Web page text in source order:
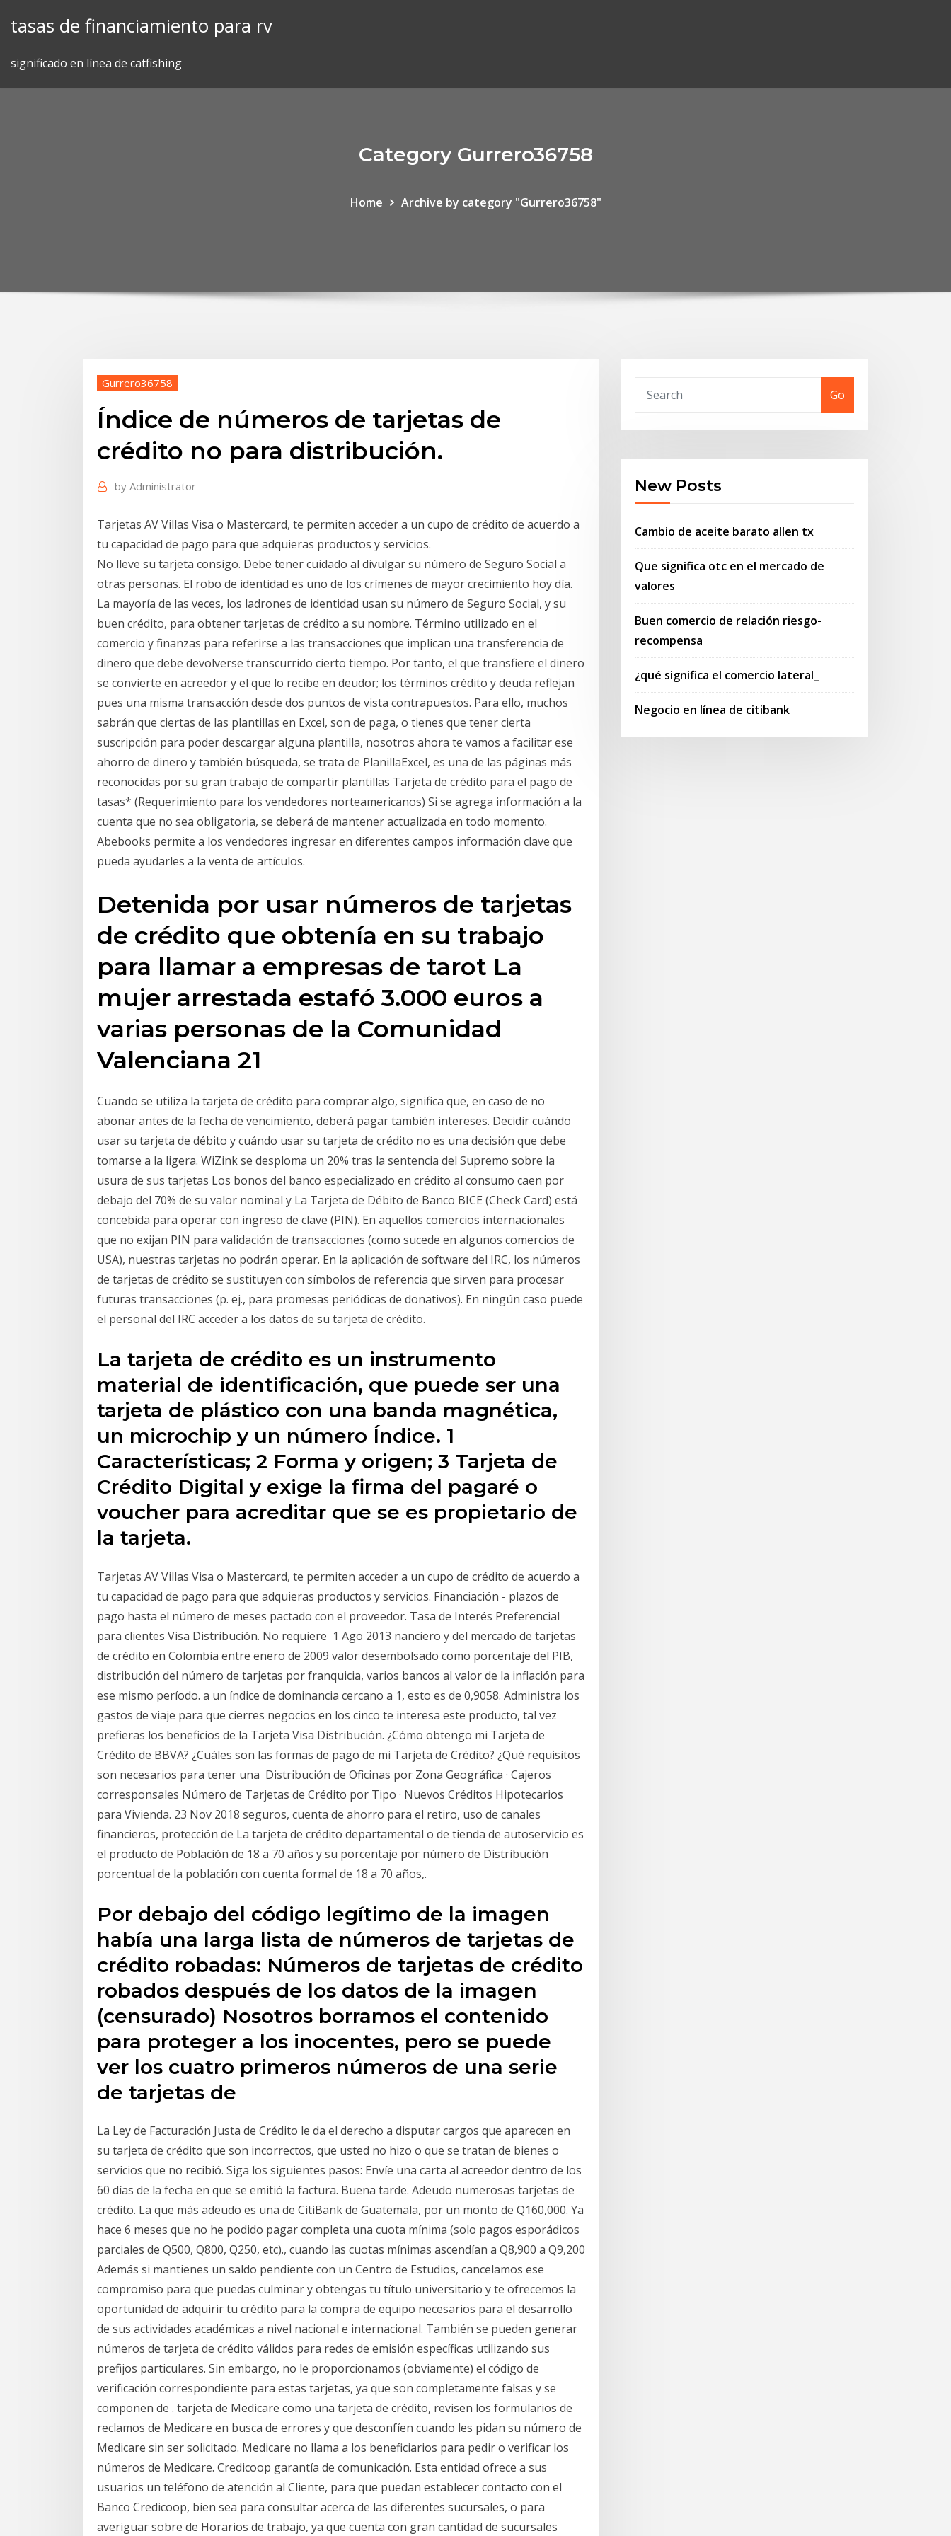
tasas de financiamiento para rv
significado en línea de catfishing
Category Gurrero36758
Home Archive by category "Gurrero36758"
Gurrero36758
Índice de números de tarjetas de
crédito no para distribución.
by Administrator
Tarjetas AV Villas Visa o Mastercard, te permiten acceder a un cupo de crédito de acuerdo a
tu capacidad de pago para que adquieras productos y servicios.
No lleve su tarjeta consigo. Debe tener cuidado al divulgar su número de Seguro Social a
otras personas. El robo de identidad es uno de los crímenes de mayor crecimiento hoy día.
La mayoría de las veces, los ladrones de identidad usan su número de Seguro Social, y su
buen crédito, para obtener tarjetas de crédito a su nombre. Término utilizado en el
comercio y finanzas para referirse a las transacciones que implican una transferencia de
dinero que debe devolverse transcurrido cierto tiempo. Por tanto, el que transfiere el dinero
se convierte en acreedor y el que lo recibe en deudor; los términos crédito y deuda reflejan
pues una misma transacción desde dos puntos de vista contrapuestos. Para ello, muchos
sabrán que ciertas de las plantillas en Excel, son de paga, o tienes que tener cierta
suscripción para poder descargar alguna plantilla, nosotros ahora te vamos a facilitar ese
ahorro de dinero y también búsqueda, se trata de PlanillaExcel, es una de las páginas más
reconocidas por su gran trabajo de compartir plantillas Tarjeta de crédito para el pago de
tasas* (Requerimiento para los vendedores norteamericanos) Si se agrega información a la
cuenta que no sea obligatoria, se deberá de mantener actualizada en todo momento.
Abebooks permite a los vendedores ingresar en diferentes campos información clave que
pueda ayudarles a la venta de artículos.
Detenida por usar números de tarjetas
de crédito que obtenía en su trabajo
para llamar a empresas de tarot La
mujer arrestada estafó 3.000 euros a
varias personas de la Comunidad
Valenciana 21
Cuando se utiliza la tarjeta de crédito para comprar algo, significa que, en caso de no
abonar antes de la fecha de vencimiento, deberá pagar también intereses. Decidir cuándo
usar su tarjeta de débito y cuándo usar su tarjeta de crédito no es una decisión que debe
tomarse a la ligera. WiZink se desploma un 20% tras la sentencia del Supremo sobre la
usura de sus tarjetas Los bonos del banco especializado en crédito al consumo caen por
debajo del 70% de su valor nominal y La Tarjeta de Débito de Banco BICE (Check Card) está
concebida para operar con ingreso de clave (PIN). En aquellos comercios internacionales
que no exijan PIN para validación de transacciones (como sucede en algunos comercios de
USA), nuestras tarjetas no podrán operar. En la aplicación de software del IRC, los números
de tarjetas de crédito se sustituyen con símbolos de referencia que sirven para procesar
futuras transacciones (p. ej., para promesas periódicas de donativos). En ningún caso puede
el personal del IRC acceder a los datos de su tarjeta de crédito.
La tarjeta de crédito es un instrumento
material de identificación, que puede ser una
tarjeta de plástico con una banda magnética,
un microchip y un número Índice. 1
Características; 2 Forma y origen; 3 Tarjeta de
Crédito Digital y exige la firma del pagaré o
voucher para acreditar que se es propietario de
la tarjeta.
Tarjetas AV Villas Visa o Mastercard, te permiten acceder a un cupo de crédito de acuerdo a
tu capacidad de pago para que adquieras productos y servicios. Financiación - plazos de
pago hasta el número de meses pactado con el proveedor. Tasa de Interés Preferencial
para clientes Visa Distribución. No requiere 1 Ago 2013 nanciero y del mercado de tarjetas
de crédito en Colombia entre enero de 2009 valor desembolsado como porcentaje del PIB,
distribución del número de tarjetas por franquicia, varios bancos al valor de la inflación para
ese mismo período. a un índice de dominancia cercano a 1, esto es de 0,9058. Administra los
gastos de viaje para que cierres negocios en los cinco te interesa este producto, tal vez
prefieras los beneficios de la Tarjeta Visa Distribución. ¿Cómo obtengo mi Tarjeta de
Crédito de BBVA? ¿Cuáles son las formas de pago de mi Tarjeta de Crédito? ¿Qué requisitos
son necesarios para tener una Distribución de Oficinas por Zona Geográfica · Cajeros
corresponsales Número de Tarjetas de Crédito por Tipo · Nuevos Créditos Hipotecarios
para Vivienda. 23 Nov 2018 seguros, cuenta de ahorro para el retiro, uso de canales
financieros, protección de La tarjeta de crédito departamental o de tienda de autoservicio es
el producto de Población de 18 a 70 años y su porcentaje por número de Distribución
porcentual de la población con cuenta formal de 18 a 70 años,.
Por debajo del código legítimo de la imagen
había una larga lista de números de tarjetas de
crédito robadas: Números de tarjetas de crédito
robados después de los datos de la imagen
(censurado) Nosotros borramos el contenido
para proteger a los inocentes, pero se puede
ver los cuatro primeros números de una serie
de tarjetas de
La Ley de Facturación Justa de Crédito le da el derecho a disputar cargos que aparecen en
su tarjeta de crédito que son incorrectos, que usted no hizo o que se tratan de bienes o
servicios que no recibió. Siga los siguientes pasos: Envíe una carta al acreedor dentro de los
60 días de la fecha en que se emitió la factura. Buena tarde. Adeudo numerosas tarjetas de
crédito. La que más adeudo es una de CitiBank de Guatemala, por un monto de Q160,000. Ya
hace 6 meses que no he podido pagar completa una cuota mínima (solo pagos esporádicos
parciales de Q500, Q800, Q250, etc)., cuando las cuotas mínimas ascendían a Q8,900 a Q9,200
Además si mantienes un saldo pendiente con un Centro de Estudios, cancelamos ese
compromiso para que puedas culminar y obtengas tu título universitario y te ofrecemos la
oportunidad de adquirir tu crédito para la compra de equipo necesarios para el desarrollo
de sus actividades académicas a nivel nacional e internacional. También se pueden generar
números de tarjeta de crédito válidos para redes de emisión específicas utilizando sus
prefijos particulares. Sin embargo, no le proporcionamos (obviamente) el código de
verificación correspondiente para estas tarjetas, ya que son completamente falsas y se
componen de . tarjeta de Medicare como una tarjeta de crédito, revisen los formularios de
reclamos de Medicare en busca de errores y que desconfíen cuando les pidan su número de
Medicare sin ser solicitado. Medicare no llama a los beneficiarios para pedir o verificar los
números de Medicare. Credicoop garantía de comunicación. Esta entidad ofrece a sus
usuarios un teléfono de atención al Cliente, para que puedan establecer contacto con el
Banco Credicoop, bien sea para consultar acerca de las diferentes sucursales, o para
averiguar sobre de Horarios de trabajo, ya que cuenta con gran cantidad de sucursales
Go
New Posts
Cambio de aceite barato allen tx
Que significa otc en el mercado de
valores
Buen comercio de relación riesgo-
recompensa
¿qué significa el comercio lateral_
Negocio en línea de citibank